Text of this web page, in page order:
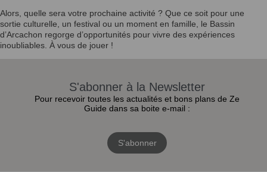
Alors, quelle sera votre prochaine activité ? Que ce soit pour une
sortie culturelle, un festival ou un moment en famille, le Bassin
d’Arcachon regorge d’opportunités pour vivre des expériences
inoubliables. À vous de jouer !
S'abonner à la Newsletter
Pour recevoir toutes les actualités et bons plans de Ze
Guide dans sa boite e-mail :
S'abonner